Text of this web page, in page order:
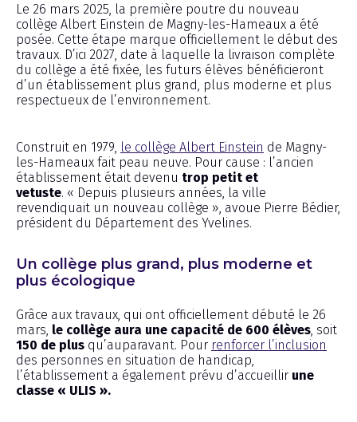
Le 26 mars 2025, la première poutre du nouveau
collège Albert Einstein de Magny-les-Hameaux a été
posée. Cette étape marque officiellement le début des
travaux. D’ici 2027, date à laquelle la livraison complète
du collège a été fixée, les futurs élèves bénéficieront
d’un établissement plus grand, plus moderne et plus
respectueux de l’environnement.
Construit en 1979, le collège Albert Einstein de Magny-
les-Hameaux fait peau neuve. Pour cause : l’ancien
établissement était devenu trop petit et
vetuste. « Depuis plusieurs années, la ville
revendiquait un nouveau collège », avoue Pierre Bédier,
président du Département des Yvelines.
Un collège plus grand, plus moderne et
plus écologique
Grâce aux travaux, qui ont officiellement débuté le 26
mars, le collège aura une capacité de 600 élèves , soit
150 de plus qu’auparavant. Pour renforcer l’inclusion
des personnes en situation de handicap,
l’établissement a également prévu d’accueillir une
classe « ULIS ».